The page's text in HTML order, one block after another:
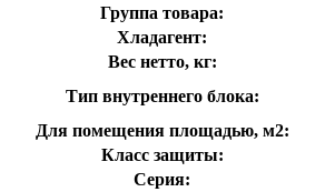
Группа товара:
Хладагент:
Вес нетто, кг:
Тип внутреннего блока:
Для помещения площадью, м2:
Класс защиты:
Серия: